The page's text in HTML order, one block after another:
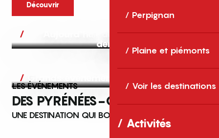
Perpignan
Plaine et piémonts
Voir les destinations
Activités
Découvrir
Aujourd’hui, demain et après-
demain
Grands événements
LES ÉVÉNEMENTS
DES PYRÉNÉES-ORIENTALES
UNE DESTINATION QUI BOUGE TOUTE L’ANNÉE